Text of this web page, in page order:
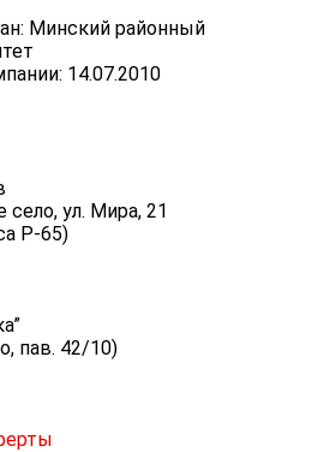
Минский районный
14.07.2010
ул. Мира, 21
P-65)
пав. 42/10)